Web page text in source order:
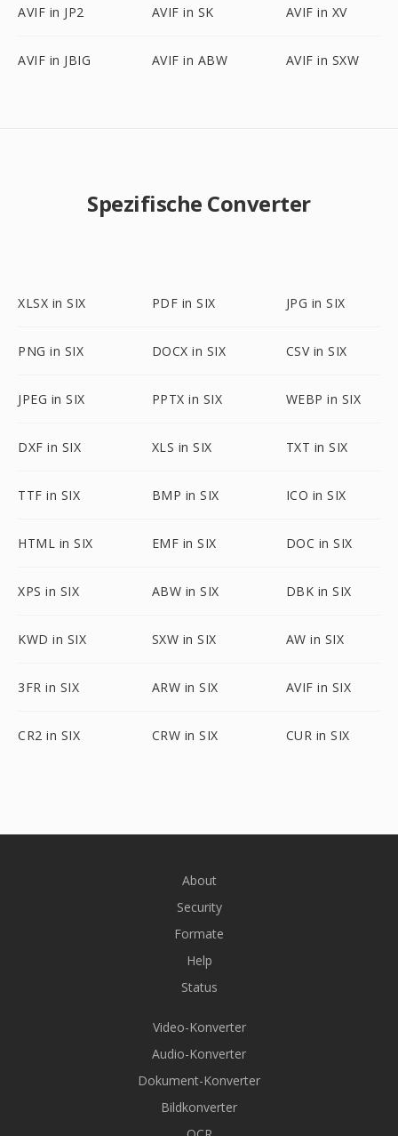
AVIF in JP2 AVIF in SK AVIF in XV
AVIF in JBIG AVIF in ABW AVIF in SXW
Spezifische Converter
XLSX in SIX PDF in SIX JPG in SIX
PNG in SIX DOCX in SIX CSV in SIX
JPEG in SIX PPTX in SIX WEBP in SIX
DXF in SIX XLS in SIX TXT in SIX
TTF in SIX BMP in SIX ICO in SIX
HTML in SIX EMF in SIX DOC in SIX
XPS in SIX ABW in SIX DBK in SIX
KWD in SIX SXW in SIX AW in SIX
3FR in SIX ARW in SIX AVIF in SIX
CR2 in SIX CRW in SIX CUR in SIX
About
Security
Formate
Help
Status
Video-Konverter
Audio-Konverter
Dokument-Konverter
Bildkonverter